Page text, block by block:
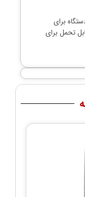
برای
تحمل برای